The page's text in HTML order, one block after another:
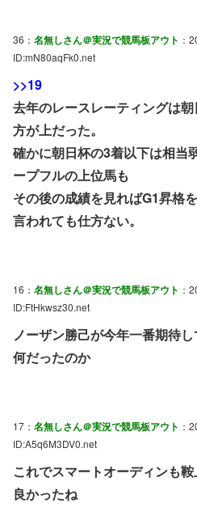
36： 名無しさん＠実況で競馬板アウト ：
ID:mN80aqFk0.net
>>19
去年のレースレーティングは
方が上だった。
確かに朝日杯の3着以下は相当
ープフルの上位馬も
その後の成績を見ればG1昇格
言われても仕方ない。
16： 名無しさん＠実況で競馬板アウト ：
ID:FtHkwsz30.net
ノーザン勝己が今年一番期待
何だったのか
17： 名無しさん＠実況で競馬板アウト ：
ID:A5q6M3DV0.net
これでスマートオーディンも
良かったね